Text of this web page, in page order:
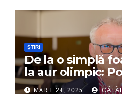
ȘTIRI
De la o simplă
la aur olimpic:
Dumitru Chirilă
MART. 24, 2025